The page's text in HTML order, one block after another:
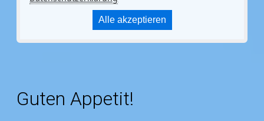
Alle akzeptieren
Guten Appetit!